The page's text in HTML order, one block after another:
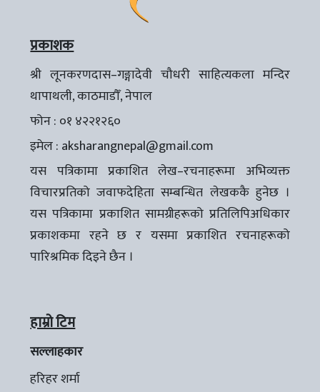
प्रकाशक
श्री लूनकरणदास–गङ्गादेवी चौधरी साहित्यकला मन्दिर
थापाथली, काठमाडौँ, नेपाल
फोन : ०१ ४२२१२६०
इमेल : aksharangnepal@gmail.com
यस पत्रिकामा प्रकाशित लेख–रचनाहरूमा अभिव्यक्त
विचारप्रतिको जवाफदेहिता सम्बन्धित लेखककै हुनेछ ।
यस पत्रिकामा प्रकाशित सामग्रीहरूको प्रतिलिपिअधिकार
प्रकाशकमा रहने छ र यसमा प्रकाशित रचनाहरूको
पारिश्रमिक दिइने छैन ।
हाम्रो टिम
सल्लाहकार
हरिहर शर्मा